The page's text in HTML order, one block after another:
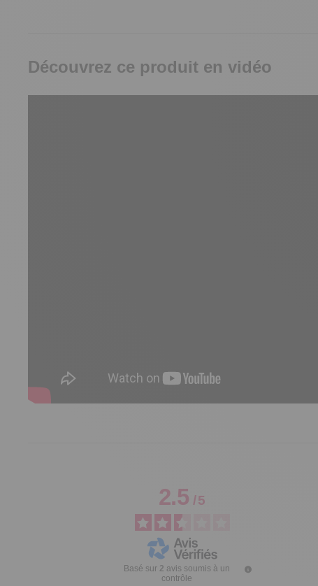
Découvrez ce produit en vidéo
2.5/5
Basé sur 2 avis soumis à un
contrôle